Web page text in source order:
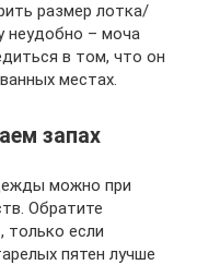
размер лотка/
неудобно – моча
в том, что он
местах.
запах
можно при
Обратите
только если
пятен лучше